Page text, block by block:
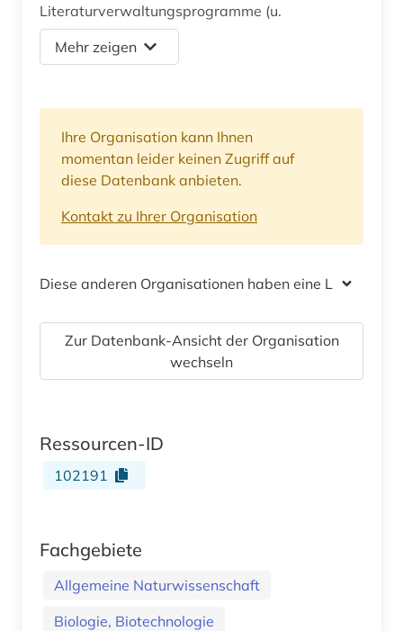
Literaturverwaltungsprogramme (u.
Mehr zeigen
Ihre Organisation kann Ihnen
momentan leider keinen Zugriff auf
diese Datenbank anbieten.
Kontakt zu Ihrer Organisation
Diese anderen Organisationen haben eine Lizenz
Zur Datenbank-Ansicht der Organisation
wechseln
Ressourcen-ID
102191
Fachgebiete
Allgemeine Naturwissenschaft
Biologie, Biotechnologie